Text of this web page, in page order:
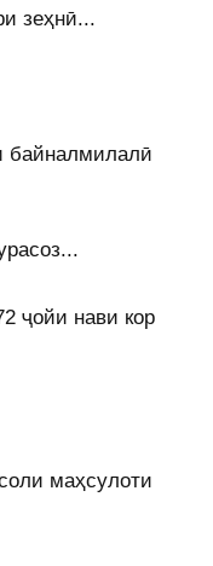
зеҳнӣ...
байналмилалӣ
ҷойи нави кор
маҳсулоти